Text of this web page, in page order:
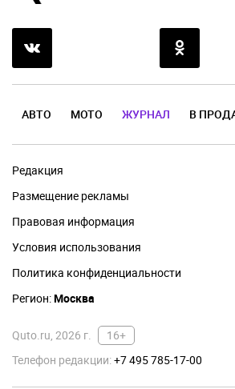
АВТО МОТО ЖУРНАЛ В
Редакция
Размещение рекламы
Правовая информация
Условия использования
Политика конфиденциальности
Регион:Москва
Quto.ru, 2026 г.
16+
Телефон редакции:+7 495 785-17-00